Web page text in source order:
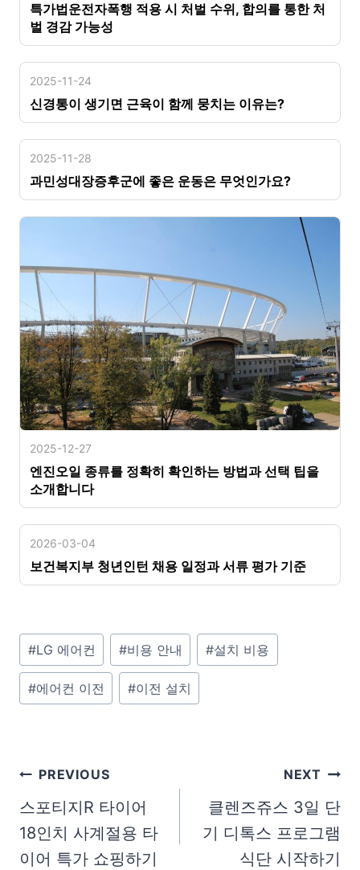
특가법운전자폭행 적용 시 처벌 수위, 합의를 통한 처
벌 경감 가능성
2025-11-24
신경통이 생기면 근육이 함께 뭉치는 이유는?
2025-11-28
과민성대장증후군에 좋은 운동은 무엇인가요?
2025-12-27
엔진오일 종류를 정확히 확인하는 방법과 선택 팁을
소개합니다
2026-03-04
보건복지부 청년인턴 채용 일정과 서류 평가 기준
P
o
a
s
#LG 에어컨 #비용 안내 #설치 비용
#에어컨 이전 #이전 설치
글
탐
색
PREVIOUS
스포티지R 타이어
18인치 사계절용 타
이어 특가 쇼핑하기
NEXT
클렌즈쥬스 3일 단
기 디톡스 프로그램
식단 시작하기